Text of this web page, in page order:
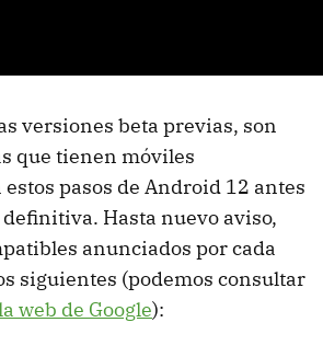
versiones beta previas, son
que tienen móviles
pasos de Android 12 antes
Hasta nuevo aviso,
anunciados por cada
siguientes (podemos consultar
web de Google):